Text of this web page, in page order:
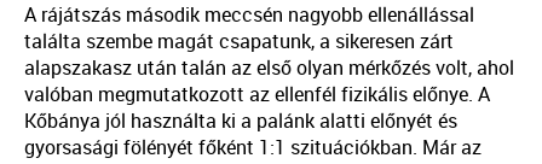
A rájátszás második meccsén nagyobb ellenállással
találta szembe magát csapatunk, a sikeresen zárt
alapszakasz után talán az első olyan mérkőzés volt, ahol
valóban megmutatkozott az ellenfél fizikális előnye. A
Kőbánya jól használta ki a palánk alatti előnyét és
gyorsasági fölényét főként 1:1 szituációkban. Már az